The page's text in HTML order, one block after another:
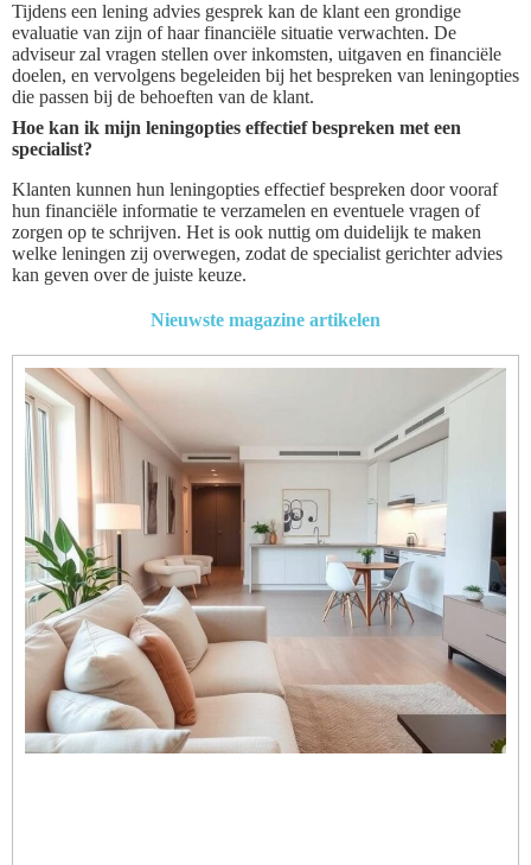
Tijdens een lening advies gesprek kan de klant een grondige
evaluatie van zijn of haar financiële situatie verwachten. De
adviseur zal vragen stellen over inkomsten, uitgaven en financiële
doelen, en vervolgens begeleiden bij het bespreken van leningopties
die passen bij de behoeften van de klant.
Hoe kan ik mijn leningopties effectief bespreken met een
specialist?
Klanten kunnen hun leningopties effectief bespreken door vooraf
hun financiële informatie te verzamelen en eventuele vragen of
zorgen op te schrijven. Het is ook nuttig om duidelijk te maken
welke leningen zij overwegen, zodat de specialist gerichter advies
kan geven over de juiste keuze.
Nieuwste magazine artikelen